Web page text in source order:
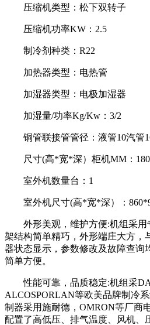
压缩机类型：松下双转子
压缩机功率KW：2.5
制冷剂种类：R22
加热器类型：电热管
加湿器类型：电极加湿器
加湿量/功率Kg/Kw：3/2
铜管联接管管径：液管10汽管
尺寸(高*宽*深）柜机MM：
室外机数量台：1
室外机尺寸(高*宽*深）：
外形美观，维护方便:机组采用
架结构简单精巧，外形端庄大方，
器状态显示，参数修改及故障查询
简单方便。
性能可靠，品质稳定:机组采
ALCOSPORLAN等欧美品牌制冷
制器采用施耐德，OMRON等厂商
配置了高低压、排气温度、风机、